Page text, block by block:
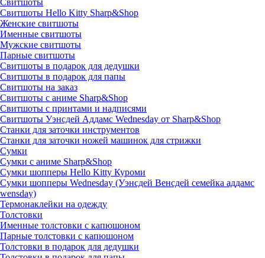
Свитшоты
Cвитшоты Hello Kitty Sharp&Shop
Женские свитшоты
Именные свитшоты
Мужские свитшоты
Парные свитшоты
Свитшоты в подарок для дедушки
Свитшоты в подарок для папы
Свитшоты на заказ
Свитшоты с аниме Sharp&Shop
Свитшоты с принтами и надписями
Свитшоты Уэнсдей Аддамс Wednesday от Sharp&Shop
Станки для заточки инструментов
Станки для заточки ножей машинок для стрижки
Сумки
Сумки с аниме Sharp&Shop
Сумки шопперы Hello Kitty Куроми
Сумки шопперы Wednesday (Уэнсдей Венсдей семейка аддамс
wensday)
Термонаклейки на одежду
Толстовки
Именные толстовки с капюшоном
Парные толстовки с капюшоном
Толстовки в подарок для дедушки